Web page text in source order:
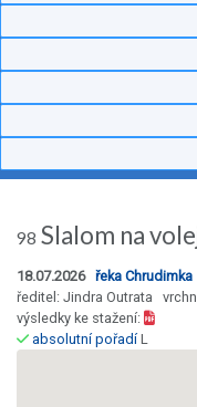
98 Slalom na
18.07.2026 řeka Chrudimka
ředitel: Jindra Outrata
výsledky ke stažení:
absolutní pořadíL